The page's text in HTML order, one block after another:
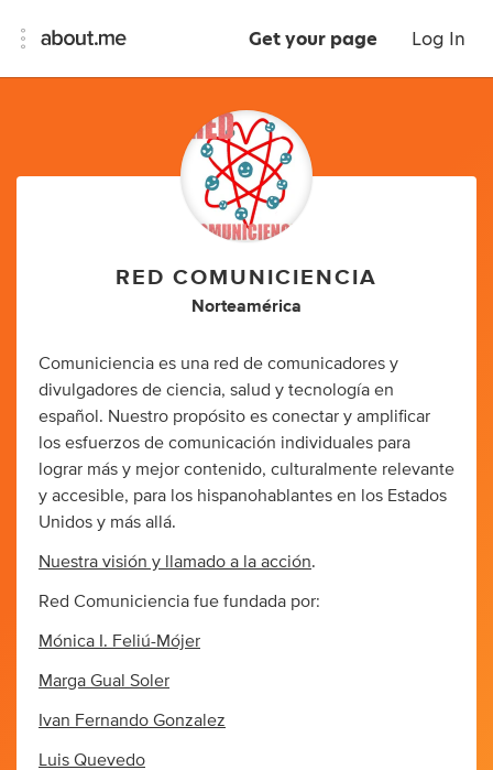
Get your page Log In
RED COMUNICIENCIA
Norteamérica
Comuniciencia es una red de comunicadores y
divulgadores de ciencia, salud y tecnología en
español. Nuestro propósito es conectar y amplificar
los esfuerzos de comunicación individuales para
lograr más y mejor contenido, culturalmente relevante
y accesible, para los hispanohablantes en los Estados
Unidos y más allá.
Nuestra visión y llamado a la acción.
Red Comuniciencia fue fundada por:
Mónica I. Feliú-Mójer
Marga Gual Soler
Ivan Fernando Gonzalez
Luis Quevedo